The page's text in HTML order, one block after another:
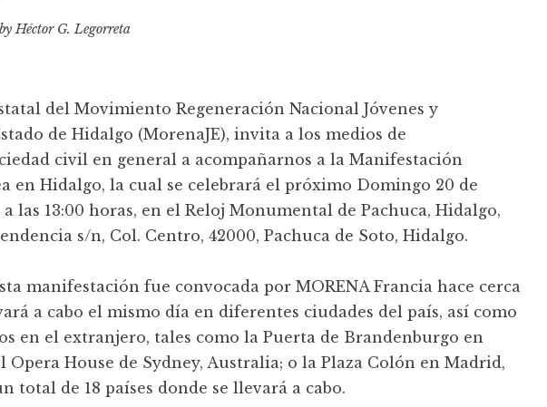
byHéctor G. Legorreta
del Movimiento Regeneración Nacional Jóvenes y
de Hidalgo (MorenaJE), invita a los medios de
civil en general a acompañarnos a la Manifestación
en Hidalgo, la cual se celebrará el próximo Domingo 20 de
las 13:00 horas, en el Reloj Monumental de Pachuca, Hidalgo,
s/n, Col. Centro, 42000, Pachuca de Soto, Hidalgo.
manifestación fue convocada por MORENA Francia hace cerca
a cabo el mismo día en diferentes ciudades del país, así como
en el extranjero, tales como la Puerta de Brandenburgo en
Opera House de Sydney, Australia; o la Plaza Colón en Madrid,
total de 18 países donde se llevará a cabo.